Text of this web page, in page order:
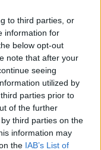
to third parties, or
information for
below opt-out
note that after your
seeing
utilized by
parties prior to
of the further
third parties on the
information may
the IAB’s List of
- východ)
Prachatice)
(Suchdol, Praha)
Praha)